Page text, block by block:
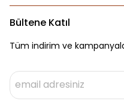
Bültene Katıl
Tüm indirim ve